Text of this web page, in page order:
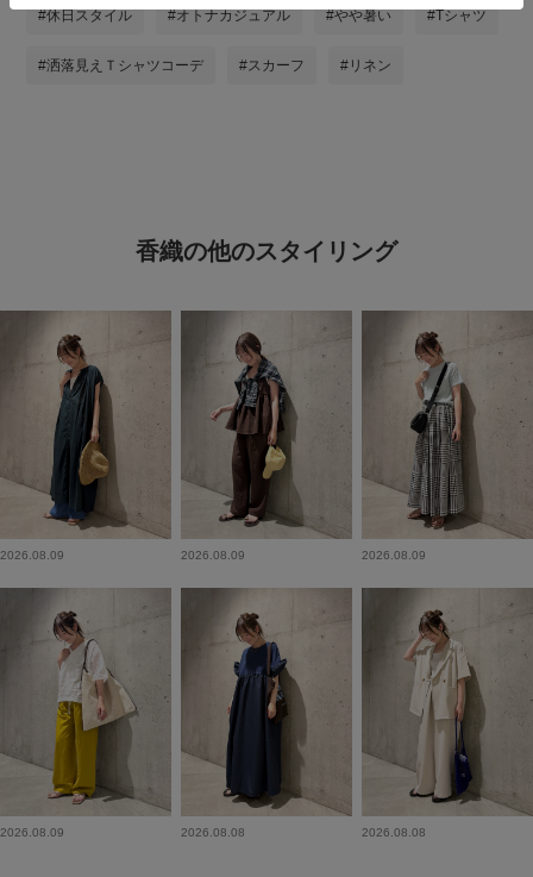
#休日スタイル #オトナカジュアル #やや暑い #Tシャツ
#洒落見えＴシャツコーデ #スカーフ #リネン
香織の他のスタイリング
2026.08.09 2026.08.09 2026.08.09
2026.08.09 2026.08.08 2026.08.08